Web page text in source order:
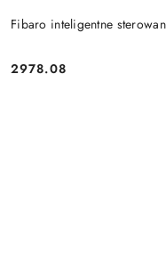
Fibaro inteligentne
Cena:
2978.08